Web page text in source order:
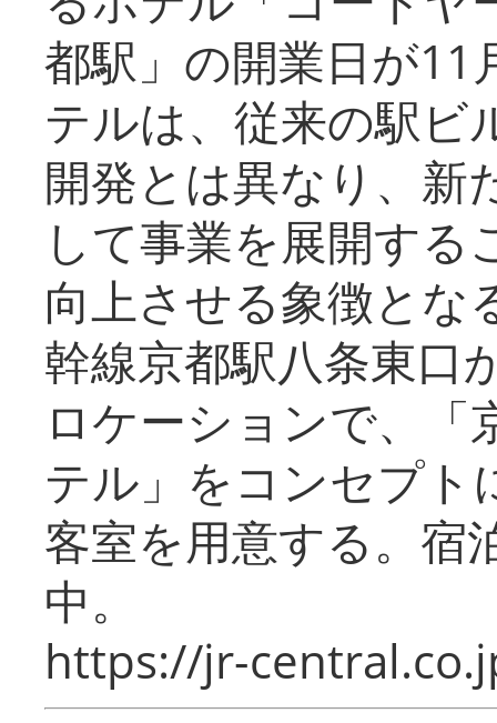
都駅」の開業日が11
テルは、従来の駅ビ
開発とは異なり、新
して事業を展開する
向上させる象徴とな
幹線京都駅八条東口
ロケーションで、「
テル」をコンセプト
客室を用意する。宿
中。
https://jr-